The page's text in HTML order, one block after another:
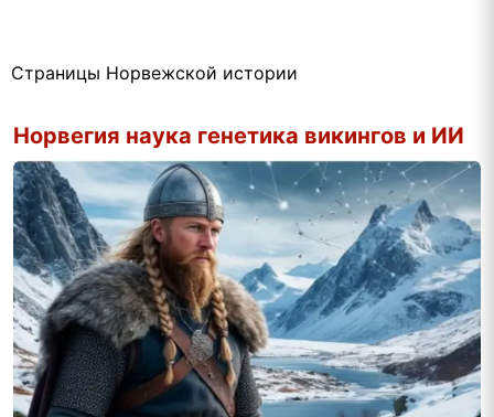
Страницы Норвежской истории
Норвегия наука генетика викингов и ИИ